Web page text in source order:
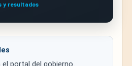
y resultados
portal del gobierno.